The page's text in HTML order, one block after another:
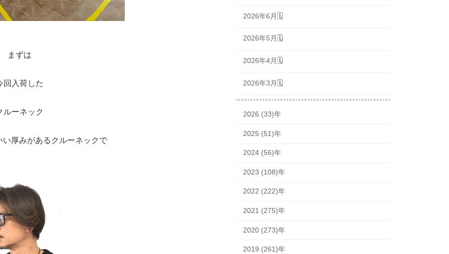
まずは
回入荷した
ルーネック
厚みがあるクルーネックで
2026年6月🗓
2026年5月🗓
2026年4月🗓
2026年3月🗓
2026 (33)年
2025 (51)年
2024 (56)年
2023 (108)年
2022 (222)年
2021 (275)年
2020 (273)年
2019 (261)年